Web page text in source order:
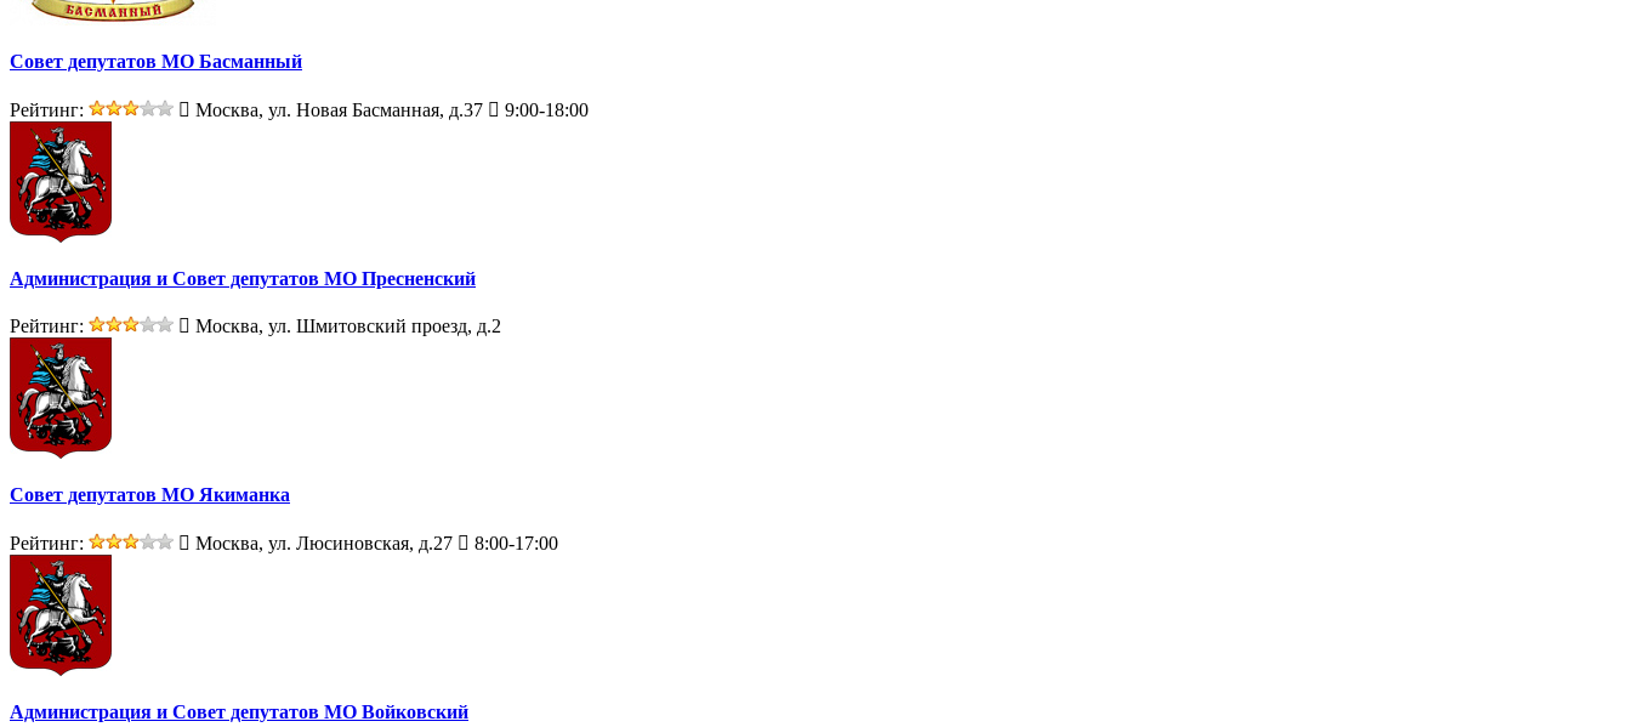
Совет депутатов МО Басманный
Рейтинг: Москва, ул. Новая Басманная, д.37 9:00-18:00
Администрация и Совет депутатов МО Пресненский
Рейтинг: Москва, ул. Шмитовский проезд, д.2
Совет депутатов МО Якиманка
Рейтинг: Москва, ул. Люсиновская, д.27 8:00-17:00
Администрация и Совет депутатов МО Войковский